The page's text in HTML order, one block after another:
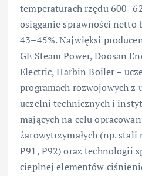
temperaturach rzędu
osiąganie sprawności netto
43–45%. Najwięksi
GE Steam Power, Doosan
Electric, Harbin Boiler –
programach rozwojowych z
uczelni technicznych i
mających na celu
żarowytrzymałych (np.
P91, P92) oraz technologii
cieplnej elementów